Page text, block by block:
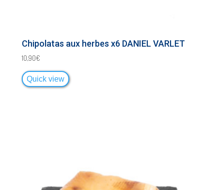
Chipolatas aux herbes x6 DANIEL VARLET
10,90€
Quick view